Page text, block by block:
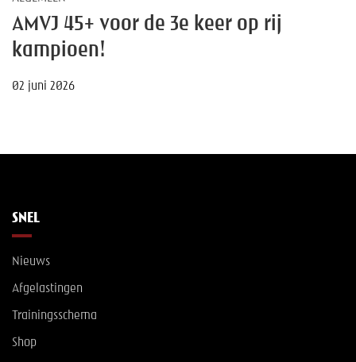
AMVJ 45+ voor de 3e keer op rij
kampioen!
02 juni 2026
SNEL
Nieuws
Afgelastingen
Trainingsschema
Shop